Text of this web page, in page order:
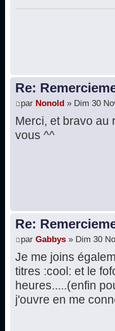
Re:
par Nonold » Dim 30
Merci, et bravo au
vous ^^
Re:
par Gabbys » Dim 30
Je me joins
titres :cool: et le
heures.....(enfin
j'ouvre en me